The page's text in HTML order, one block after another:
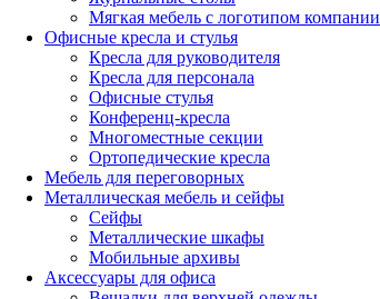
Мягкая мебель с логотипом компании
Офисные кресла и стулья
Кресла для руководителя
Кресла для персонала
Офисные стулья
Конференц-кресла
Многоместные секции
Ортопедические кресла
Мебель для переговорных
Металлическая мебель и сейфы
Сейфы
Металлические шкафы
Мобильные архивы
Аксессуары для офиса